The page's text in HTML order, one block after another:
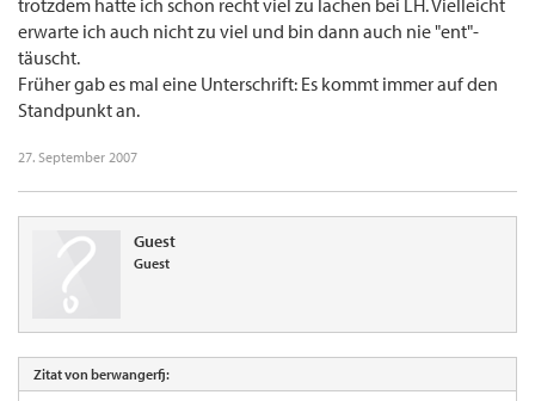
trotzdem hatte ich schon recht viel zu lachen bei LH. Vielleicht
erwarte ich auch nicht zu viel und bin dann auch nie "ent"-
täuscht.
Früher gab es mal eine Unterschrift: Es kommt immer auf den
Standpunkt an.
27. September 2007
Guest
Guest
Zitat von berwangerfj: